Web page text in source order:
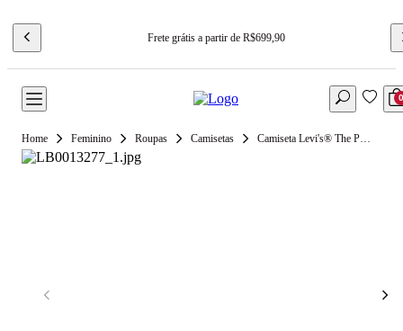
Frete grátis a partir de R$699,90
0
Feminino Roupas Camisetas Camiseta Levi's® The Perfect Tee Preta